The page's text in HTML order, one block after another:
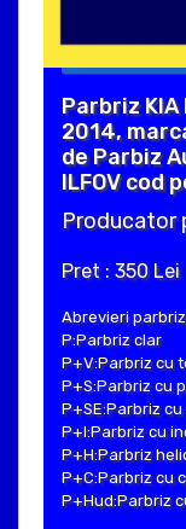
Parbriz KIA
2014,
de Parbiz
ILFOV cod
Producator
Pret : 350 Lei
Abrevieri
P:Parbriz clar
P+V:Parbriz cu
P+S:Parbriz cu
P+SE:Parbriz
P+I:Parbriz cu
P+H:Parbriz
P+C:Parbriz cu
P+Hud:Parbriz